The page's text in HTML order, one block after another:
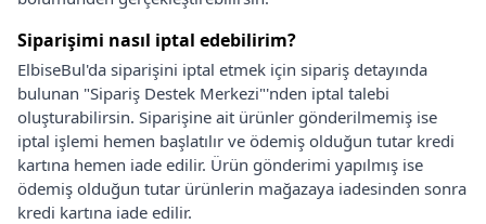
Siparişimi nasıl iptal edebilirim?
ElbiseBul'da siparişini iptal etmek için sipariş detayında
bulunan "Sipariş Destek Merkezi"'nden iptal talebi
oluşturabilirsin. Siparişine ait ürünler gönderilmemiş ise
iptal işlemi hemen başlatılır ve ödemiş olduğun tutar kredi
kartına hemen iade edilir. Ürün gönderimi yapılmış ise
ödemiş olduğun tutar ürünlerin mağazaya iadesinden sonra
kredi kartına iade edilir.